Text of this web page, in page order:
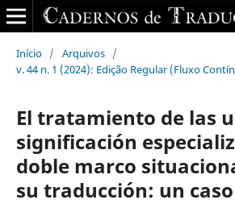
Início / Arquivos /
v. 44 n. 1 (2024): Edição Regular (Fluxo
El tratamiento de las
significación
doble marco
su traducción: un